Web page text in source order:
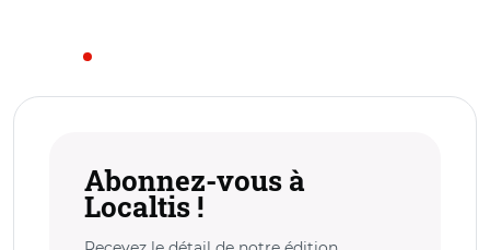
Abonnez-vous à
Localtis !